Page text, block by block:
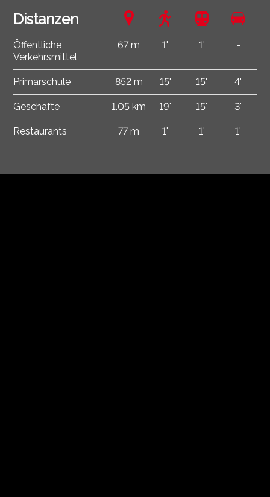
Distanzen
Öffentliche
Verkehrsmittel
67 m 1' 1' -
Primarschule 852 m 15' 15' 4'
Geschäfte 1.05 km 19' 15' 3'
Restaurants 77 m 1' 1' 1'